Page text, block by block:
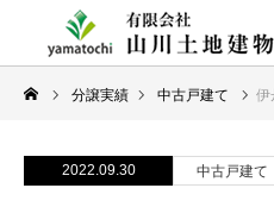
分譲実績 中古戸建て
2022.09.30 中古戸建て